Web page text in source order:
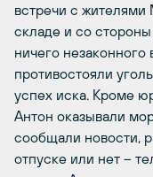
встречи с
складе и со
ничего
противостояли
успех иска. Кроме
Антон оказывали
сообщали новости,
отпуске или нет –